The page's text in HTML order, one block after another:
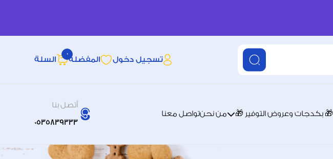
تسجيل دخول المفضله
0
السلة
🎁 بكدجات وعروض التوفير 🎁 من نحنتواصل معنا
أتصل بنا
0535839333